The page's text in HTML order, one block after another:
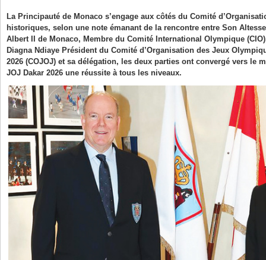
La Principauté de Monaco s’engage aux côtés du Comité
historiques, selon une note émanant de la rencontre entre Son
Albert II de Monaco, Membre du Comité International Olympique
Diagna Ndiaye Président du Comité d’Organisation des Jeux
2026 (COJOJ) et sa délégation, les deux parties ont convergé vers le
JOJ Dakar 2026 une réussite à tous les niveaux.